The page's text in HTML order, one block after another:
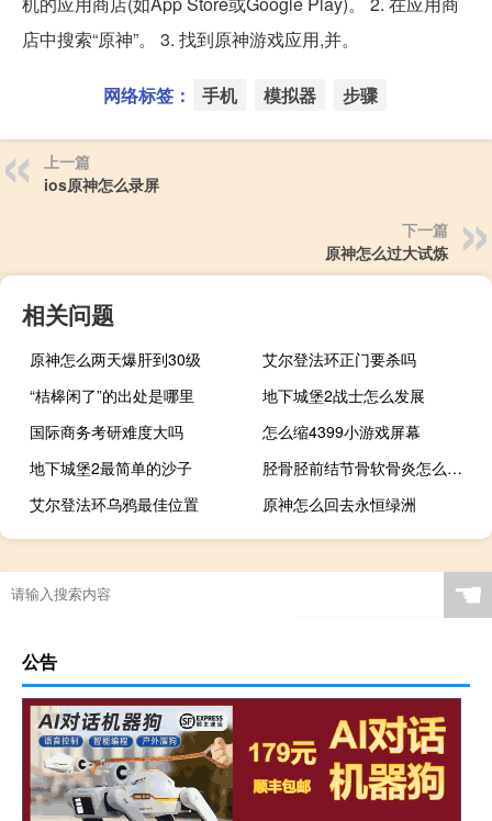
店中搜索“原神”。 3. 找到原神游戏应用,并。
网络标签： 手机 模拟器 步骤
上一篇
ios原神怎么录屏
下一篇
原神怎么过大试炼
相关问题
原神怎么两天爆肝到30级
艾尔登法环正门要杀吗
“桔槔闲了”的出处是哪里
地下城堡2战士怎么发展
国际商务考研难度大吗
怎么缩4399小游戏屏幕
地下城堡2最简单的沙子
胫骨胫前结节骨软骨炎怎么治疗 胫骨结节骨软骨炎
艾尔登法环乌鸦最佳位置
原神怎么回去永恒绿洲
☚
公告